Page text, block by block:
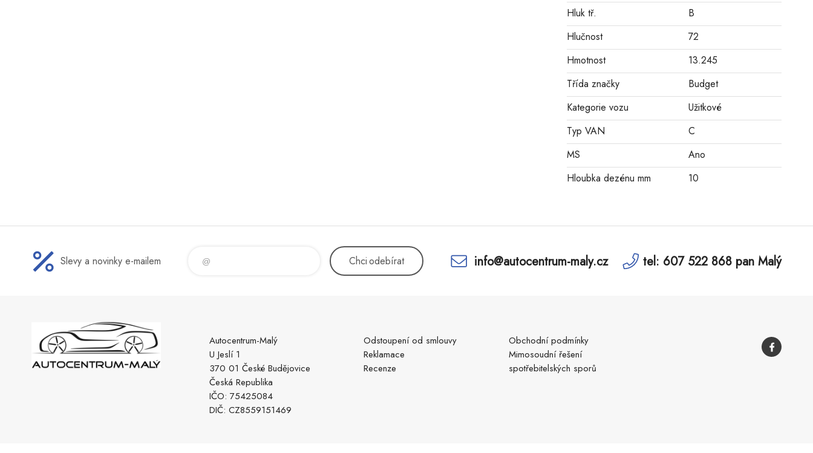
Hluk tř.
B
Hlučnost
72
Hmotnost
13.245
Třída značky
Budget
Kategorie vozu
Užitkové
Typ VAN
C
MS
Ano
Hloubka dezénu mm
10
Slevy a novinky e-mailem Chciodebírat info@autocentrum-maly.cz tel: 607 522 868 pan Malý
Autocentrum-Malý
U Jeslí 1
370 01 České Budějovice
Česká Republika
IČO: 75425084
DIČ: CZ8559151469
Odstoupení od smlouvy
Reklamace
Recenze
Obchodní podmínky
Mimosoudní řešení
spotřebitelských sporů